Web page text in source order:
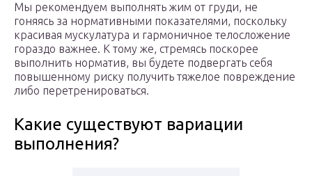
Мы рекомендуем выполнять жим от груди, не
гоняясь за нормативными показателями, поскольку
красивая мускулатура и гармоничное телосложение
гораздо важнее. К тому же, стремясь поскорее
выполнить норматив, вы будете подвергать себя
повышенному риску получить тяжелое повреждение
либо перетренироваться.
Какие существуют вариации
выполнения?